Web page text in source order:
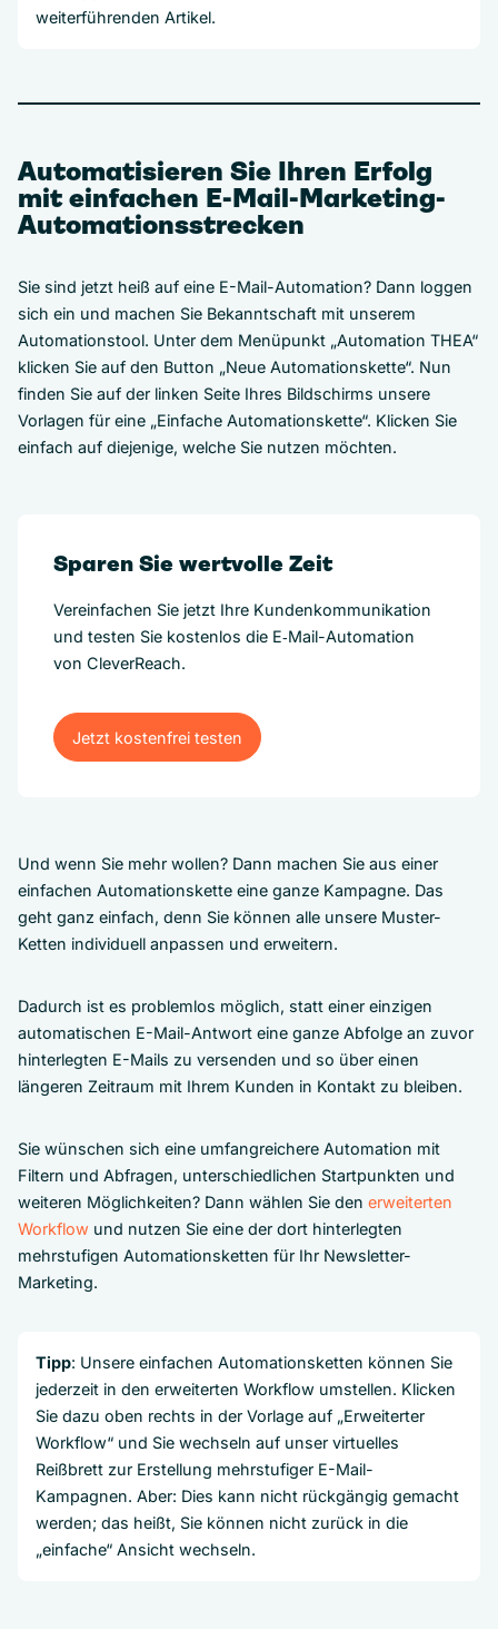
weiterführenden Artikel.
Automatisieren Sie Ihren Erfolg
mit einfachen E-Mail-Marketing-
Automationsstrecken
Sie sind jetzt heiß auf eine E-Mail-Automation? Dann loggen
sich ein und machen Sie Bekanntschaft mit unserem
Automationstool. Unter dem Menüpunkt „Automation THEA“
klicken Sie auf den Button „Neue Automationskette“. Nun
finden Sie auf der linken Seite Ihres Bildschirms unsere
Vorlagen für eine „Einfache Automationskette“. Klicken Sie
einfach auf diejenige, welche Sie nutzen möchten.
Sparen Sie wertvolle Zeit
Vereinfachen Sie jetzt Ihre Kundenkommunikation
und testen Sie kostenlos die E‑Mail-Automation
von CleverReach.
Jetzt kostenfrei testen
Jetzt kostenfrei testen
Und wenn Sie mehr wollen? Dann machen Sie aus einer
einfachen Automationskette eine ganze Kampagne. Das
geht ganz einfach, denn Sie können alle unsere Muster-
Ketten individuell anpassen und erweitern.
Dadurch ist es problemlos möglich, statt einer einzigen
automatischen E-Mail-Antwort eine ganze Abfolge an zuvor
hinterlegten E-Mails zu versenden und so über einen
längeren Zeitraum mit Ihrem Kunden in Kontakt zu bleiben.
Sie wünschen sich eine umfangreichere Automation mit
Filtern und Abfragen, unterschiedlichen Startpunkten und
weiteren Möglichkeiten? Dann wählen Sie den erweiterten
Workflow und nutzen Sie eine der dort hinterlegten
mehrstufigen Automationsketten für Ihr Newsletter-
Marketing.
Tipp: Unsere einfachen Automationsketten können Sie
jederzeit in den erweiterten Workflow umstellen. Klicken
Sie dazu oben rechts in der Vorlage auf „Erweiterter
Workflow“ und Sie wechseln auf unser virtuelles
Reißbrett zur Erstellung mehrstufiger E-Mail-
Kampagnen. Aber: Dies kann nicht rückgängig gemacht
werden; das heißt, Sie können nicht zurück in die
„einfache“ Ansicht wechseln.